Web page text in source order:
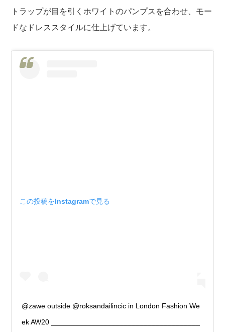
トラップが目を引くホワイトのパンプスを合わせ、モー
ドなドレススタイルに仕上げています。
この投稿をInstagramで見る
@zawe outside @roksandailincic in London Fashion We
ek AW20 _____________________________________